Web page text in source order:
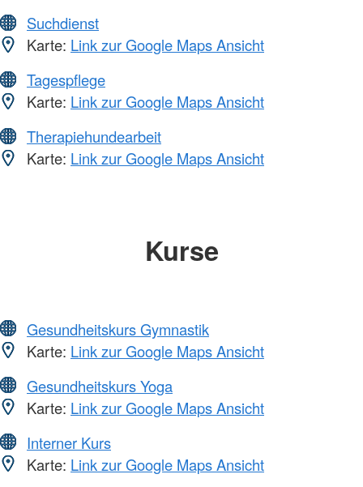
Suchdienst
Karte: Link zur Google Maps Ansicht
Tagespflege
Karte: Link zur Google Maps Ansicht
Therapiehundearbeit
Karte: Link zur Google Maps Ansicht
Kurse
Gesundheitskurs Gymnastik
Karte: Link zur Google Maps Ansicht
Gesundheitskurs Yoga
Karte: Link zur Google Maps Ansicht
Interner Kurs
Karte: Link zur Google Maps Ansicht